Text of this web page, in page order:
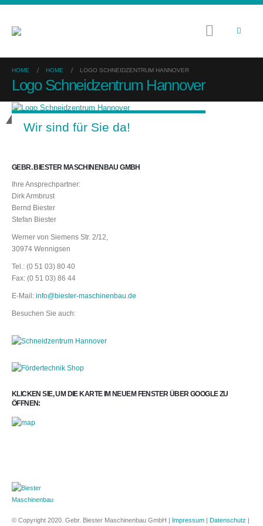
HOME HOME LOGO SCHNEIDZENTRUM HANNOVER
Logo Schneidzentrum Hannover
Wir sind für Sie da!
GEBR. BIESTER MASCHINENBAU GMBH
Ihre Ansprechpartner:
Dirk Armbrust
Bernd Biester
Stefan Biester
Werner von Siemens Str. 2/12,
30974 Wennigsen
Tel.: (0 51 03) 80 40
Fax: (0 51 03) 86 44
E-Mail: info@biester-maschinenbau.de
Besuchen Sie auch:
KLICKEN SIE, UM DIE KARTE IM NEUEM FENSTER ÜBER GOOGLE ZU
ÖFFNEN:
© Copyright 2020. Gebr. Biester Maschinenbau GmbH | Impressum Datenschutz